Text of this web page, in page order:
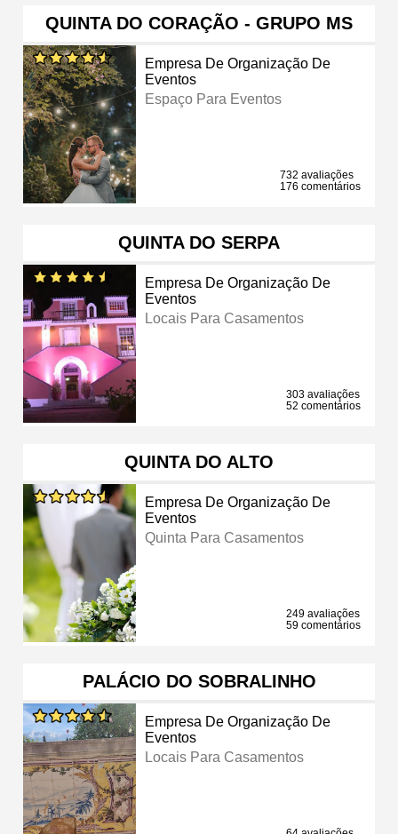
QUINTA DO CORAÇÃO - GRUPO MS
Empresa De Organização De
Eventos
Espaço Para Eventos
732 avaliações
176 comentários
QUINTA DO SERPA
Empresa De Organização De
Eventos
Locais Para Casamentos
303 avaliações
52 comentários
QUINTA DO ALTO
Empresa De Organização De
Eventos
Quinta Para Casamentos
249 avaliações
59 comentários
PALÁCIO DO SOBRALINHO
Empresa De Organização De
Eventos
Locais Para Casamentos